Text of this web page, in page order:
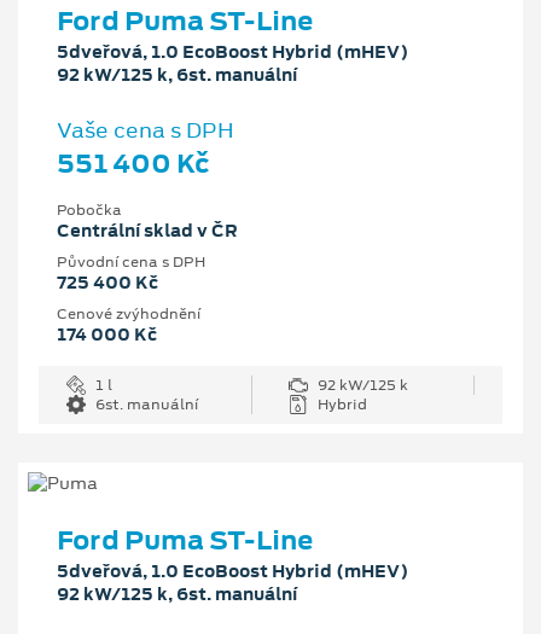
Ford Puma ST-Line
5dveřová, 1.0 EcoBoost Hybrid (mHEV)
92 kW/125 k, 6st. manuální
Vaše cena s DPH
551 400 Kč
Pobočka
Centrální sklad v ČR
Původní cena s DPH
725 400 Kč
Cenové zvýhodnění
174 000 Kč
1 l
92 kW/125 k
6st. manuální
Hybrid
Ford Puma ST-Line
5dveřová, 1.0 EcoBoost Hybrid (mHEV)
92 kW/125 k, 6st. manuální